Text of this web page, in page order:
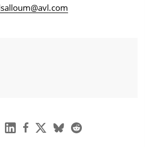
linkedinfacebook
x blueskyreddit